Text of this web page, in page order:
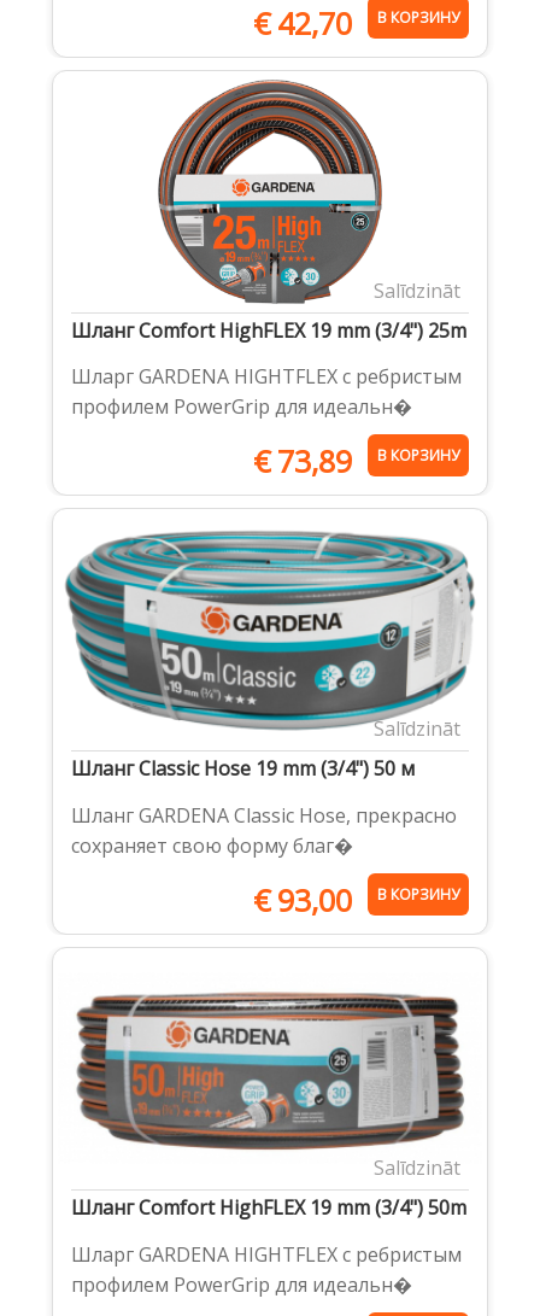
€42,70 В КОРЗИНУ
Salīdzināt
Шланг Comfort HighFLEX 19 mm (3/4") 25m
Шларг GARDENA HIGHTFLEX с ребристым
профилем PowerGrip для идеальн�
€73,89 В КОРЗИНУ
Salīdzināt
Шланг Classic Hose 19 mm (3/4") 50 м
Шланг GARDENA Classic Hose, прекрасно
сохраняет свою форму благ�
€93,00 В КОРЗИНУ
Salīdzināt
Шланг Comfort HighFLEX 19 mm (3/4") 50m
Шларг GARDENA HIGHTFLEX с ребристым
профилем PowerGrip для идеальн�